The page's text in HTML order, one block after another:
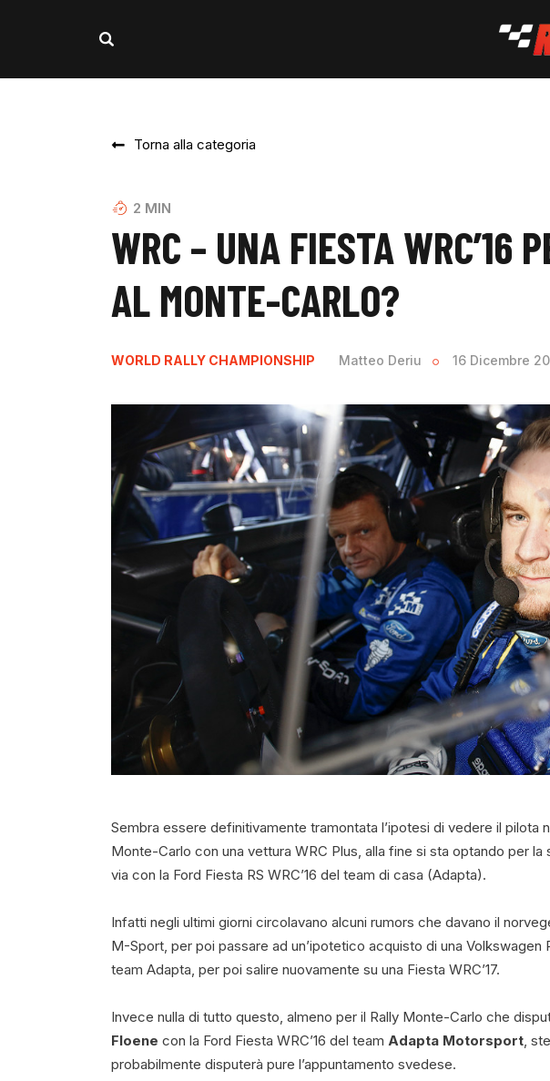
Torna alla categoria
2 MIN
WRC – UNA FIESTA WRC’16
AL MONTE-CARLO?
WORLD RALLY CHAMPIONSHIP Matteo Deriu 16 Dicembre
Sembra essere definitivamente tramontata l’ipotesi di vedere il pilota
Monte-Carlo con una vettura WRC Plus, alla fine si sta optando per
via con la Ford Fiesta RS WRC’16 del team di casa (Adapta).
Infatti negli ultimi giorni circolavano alcuni rumors che davano il
M-Sport, per poi passare ad un’ipotetico acquisto di una Volkswagen
team Adapta, per poi salire nuovamente su una Fiesta WRC’17.
Invece nulla di tutto questo, almeno per il Rally Monte-Carlo che
Floene con la Ford Fiesta WRC’16 del team Adapta Motorsport,
probabilmente disputerà pure l’appuntamento svedese.